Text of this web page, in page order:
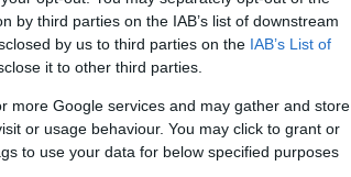
by third parties on the IAB’s list of downstream
by us to third parties on the IAB’s List of
it to other third parties.
more Google services and may gather and store
or usage behaviour. You may click to grant or
to use your data for below specified purposes
“8” του
Start) την πολύ